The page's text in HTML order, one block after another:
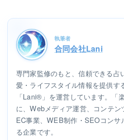
執筆者
合同会社Lani
専門家監修のもと、信頼できる占
愛・ライフスタイル情報を提供す
「Lani®」を運営しています。「
に、Webメディア運営、コンテン
EC事業、WEB制作・SEOコンサ
る企業です。